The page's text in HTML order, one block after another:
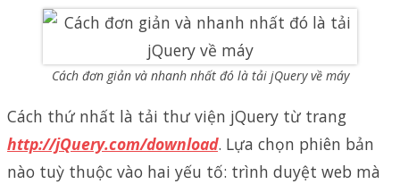
Cách đơn giản và nhanh nhất đó là tải jQuery về máy
Cách thứ nhất là tải thư viện jQuery từ trang
http://jQuery.com/download. Lựa chọn phiên bản
nào tuỳ thuộc vào hai yếu tố: trình duyệt web mà